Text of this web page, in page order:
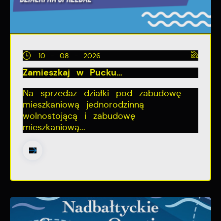
10 - 08 - 2026
Zamieszkaj w Pucku…
Na sprzedaż działki pod zabudowę
mieszkaniową jednorodzinną
wolnostojącą i zabudowę
mieszkaniową...